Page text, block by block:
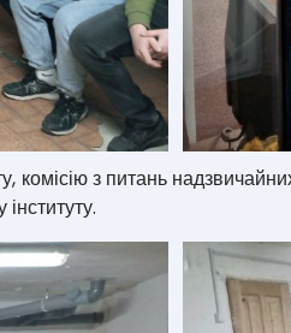
комісію з питань